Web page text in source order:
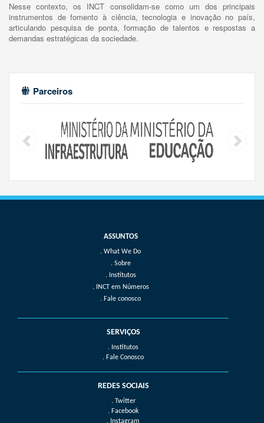
Nesse contexto, os INCT consolidam-se como um dos principais
instrumentos de fomento à ciência, tecnologia e inovação no país,
articulando pesquisa de ponta, formação de talentos e respostas a
demandas estratégicas da sociedade.
Parceiros
What We Do
Sobre
Institutos
INCT em Números
Fale conosco
SERVIÇOS
. Institutos
. Fale Conosco
REDES SOCIAIS
. Twitter
. Facebook
. Instagram